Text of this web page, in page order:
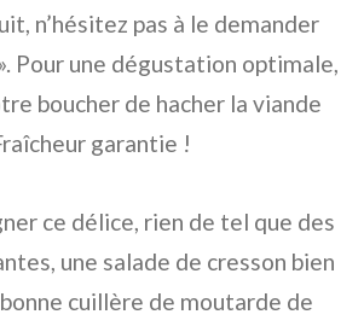
n’hésitez pas à le demander
Pour une dégustation optimale,
boucher de hacher la viande
garantie !
ce délice, rien de tel que des
une salade de cresson bien
cuillère de moutarde de